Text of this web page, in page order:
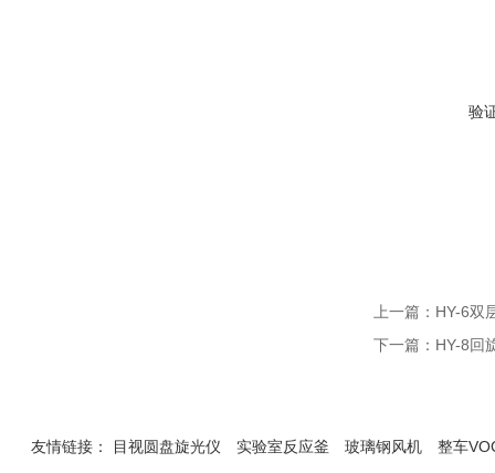
验
上一篇： HY-6双
下一篇： HY-8回
友情链接： 目视圆盘旋光仪 实验室反应釜 玻璃钢风机 整车